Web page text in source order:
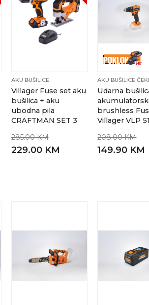
AKU BUŠILICE
Villager Fuse set aku
bušilica + aku
ubodna pila
CRAFTMAN SET 3
285.00 KM
229.00 KM
AKU BUŠILICE
Udarna
brushless
Villager VLP
208.00 KM
149.90 KM